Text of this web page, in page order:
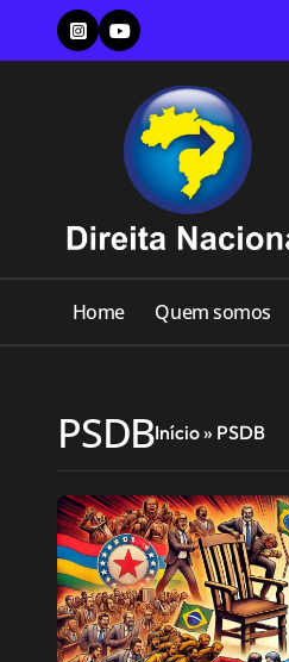
content
Home Quem somos
PSDBInício» PSDB